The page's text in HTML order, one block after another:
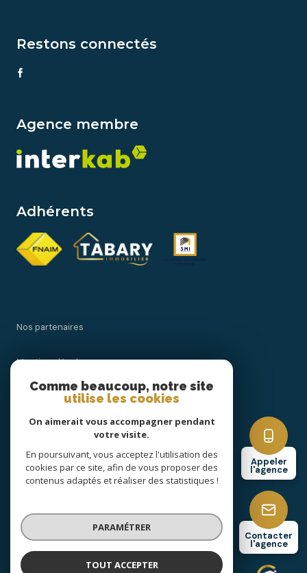
Appeler
l'agence
Contacter
l'agence
Restons connectés
Agence membre
Adhérents
Nos partenaires
Mentions légales
Cookies
© 2026 | Tous droits réservés
Réalisé par
Comme beaucoup, notre site
utilise les cookies
On aimerait vous accompagner pendant
votre visite.
En poursuivant, vous acceptez l'utilisation des
cookies par ce site, afin de vous proposer des
contenus adaptés et réaliser des statistiques !
PARAMÉTRER
TOUT ACCEPTER